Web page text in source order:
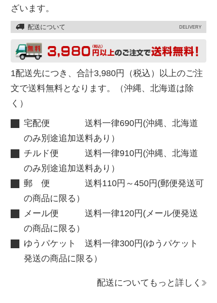
ざいます。
配送について DELIVERY
1配送先につき、合計3,980円（税込）以上のご注
文で送料無料となります。（沖縄、北海道は除
く）
宅配便 送料一律690円(沖縄、北海道
のみ別途追加送料あり）
チルド便 送料一律910円(沖縄、北海道
のみ別途追加送料あり）
郵 便 送料110円～450円(郵便発送可
の商品に限る）
メール便 送料一律120円(メール便発送
の商品に限る）
ゆうパケット 送料一律300円(ゆうパケット
発送の商品に限る）
配送についてもっと詳しく